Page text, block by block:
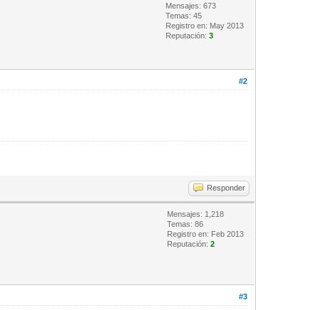
Mensajes: 673
Temas: 45
Registro en: May 2013
Reputación:3
#2
Responder
Mensajes: 1,218
Temas: 86
Registro en: Feb 2013
Reputación:2
#3